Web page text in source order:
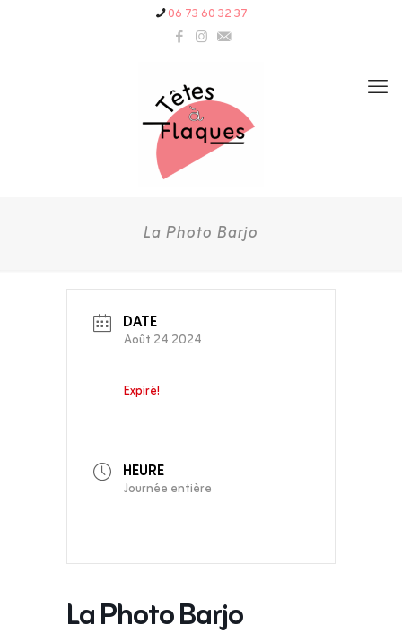
06 73 60 32 37
La Photo Barjo
DATE
Août 24 2024
Expiré!
HEURE
Journée entière
La Photo Barjo